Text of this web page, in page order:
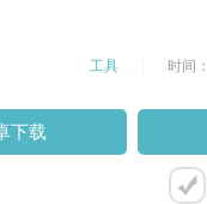
工具 时间
下载